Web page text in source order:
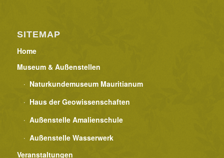
SITEMAP
Home
Museum & Außenstellen
Naturkundemuseum Mauritianum
Haus der Geowissenschaften
Außenstelle Amalienschule
Außenstelle Wasserwerk
Veranstaltungen